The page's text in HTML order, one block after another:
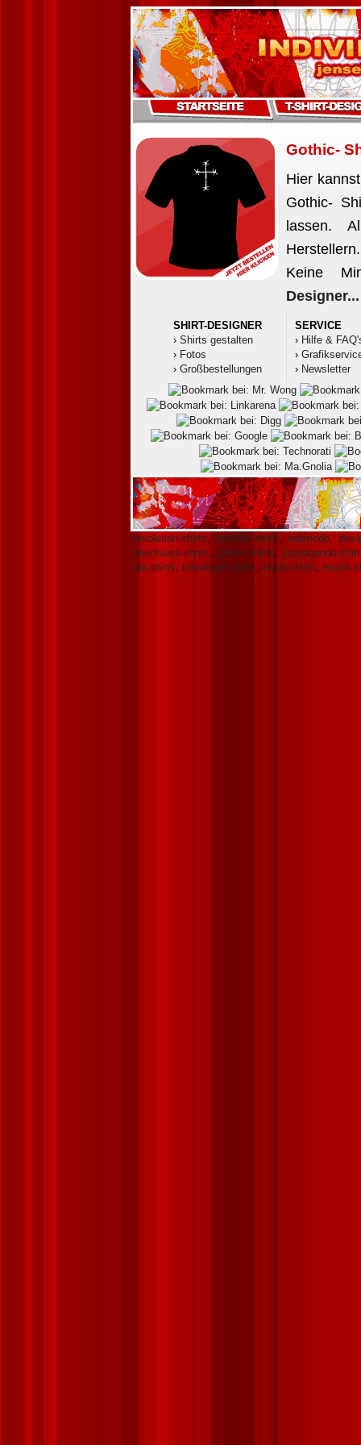
Gothic-
Hier
Gothic-
lassen.
Keine
Designer...
SHIRT-DESIGNER
› Shirts gestalten
› Fotos
› Großbestellungen
SERVICE
› Hilfe &
›
› Newsletter
revolution-shirts, neofolk-shirts, indimode,
abschluss-shirts, gothic-shirts, propaganda-
abi-shirts, totenkopf-shirts, metal-shirts, musik-